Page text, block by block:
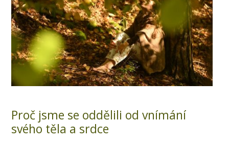
Proč jsme se oddělili od vnímání
svého těla a srdce